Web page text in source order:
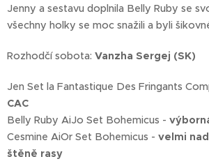
Jenny a sestavu doplnila Belly Ruby se
všechny holky se moc snažili a byli
Rozhodčí sobota: Vanzha Sergej (SK)
Jen Set la Fantastique Des Fringants
CAC
Belly Ruby AiJo Set Bohemicus -
Cesmine AiOr Set Bohemicus - velmi
štěně rasy